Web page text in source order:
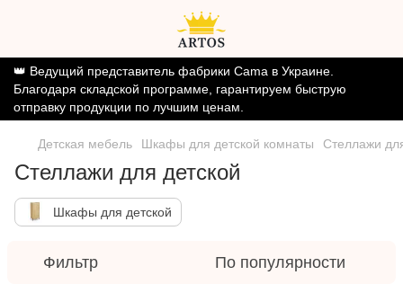
👑 Ведущий представитель фабрики Cama в Украине.
Благодаря складской программе, гарантируем быструю
отправку продукции по лучшим ценам.
Детская мебель Шкафы для детской комнаты Стеллажи
Стеллажи для детской
Шкафы для детской
Фильтр По популярности